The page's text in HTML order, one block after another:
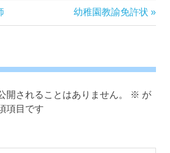
次
の
幼稚園教諭免許状
開されることはありません。 ※ が
項目です